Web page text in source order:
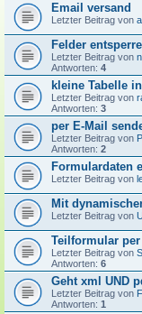
Email versand
Letzter Beitrag von
Felder
Letzter Beitrag von
Antworten: 4
kleine Tabelle
Letzter Beitrag von
Antworten: 3
per E-Mail
Letzter Beitrag von
Antworten: 2
Formulardaten
Letzter Beitrag von
Mit
Letzter Beitrag von
Teilformular
Letzter Beitrag von
Antworten: 6
Geht xml UND
Letzter Beitrag von
Antworten: 1